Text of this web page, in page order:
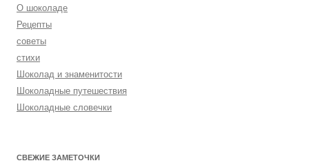
О шоколаде
Рецепты
советы
стихи
Шоколад и знаменитости
Шоколадные путешествия
Шоколадные словечки
СВЕЖИЕ ЗАМЕТОЧКИ